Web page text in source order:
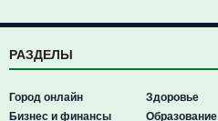
РАЗДЕЛЫ
Город онлайн
Бизнес и финансы
Здоровье
Образование